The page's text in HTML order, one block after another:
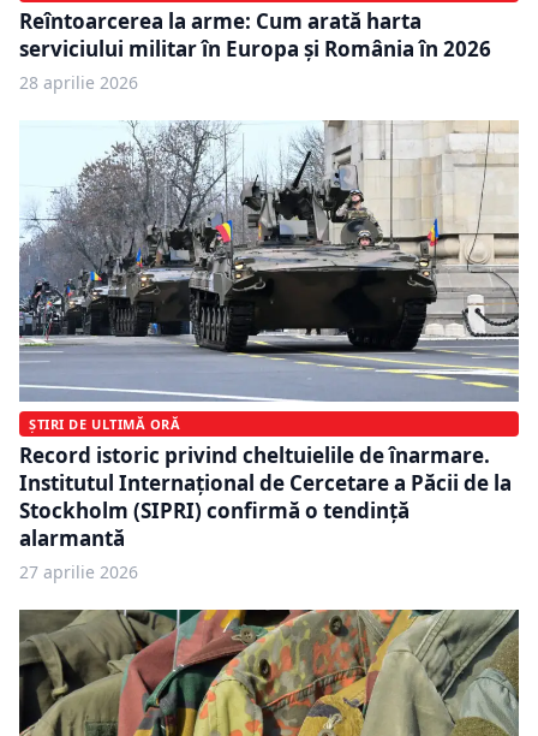
Reîntoarcerea la arme: Cum arată harta
serviciului militar în Europa și România în 2026
28 aprilie 2026
ȘTIRI DE ULTIMĂ ORĂ
Record istoric privind cheltuielile de înarmare.
Institutul Internațional de Cercetare a Păcii de la
Stockholm (SIPRI) confirmă o tendință
alarmantă
27 aprilie 2026